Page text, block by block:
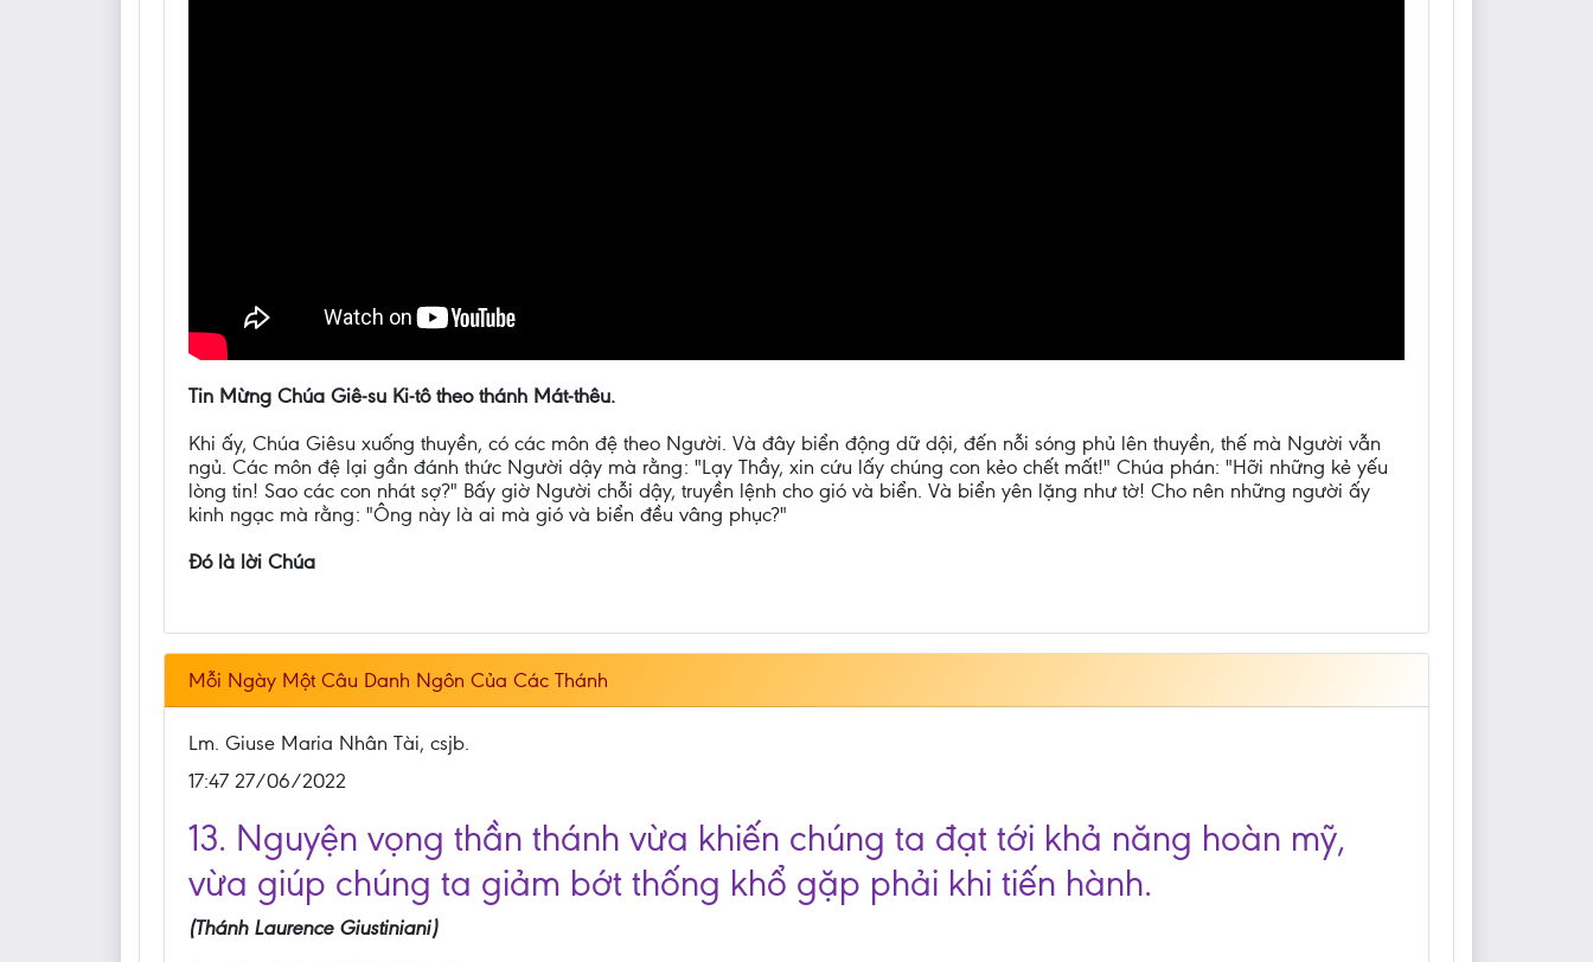
Tin Mừng Chúa Giê-su Ki-tô theo thánh Mát-thêu.
Khi ấy, Chúa Giêsu xuống thuyền, có các môn đệ theo Người. Và đây biển động dữ dội, đến nỗi sóng phủ lên thuyền, thế mà Người vẫn
ngủ. Các môn đệ lại gần đánh thức Người dậy mà rằng: "Lạy Thầy, xin cứu lấy chúng con kẻo chết mất!" Chúa phán: "Hỡi những kẻ yếu
lòng tin! Sao các con nhát sợ?" Bấy giờ Người chỗi dậy, truyền lệnh cho gió và biển. Và biển yên lặng như tờ! Cho nên những người ấy
kinh ngạc mà rằng: "Ông này là ai mà gió và biển đều vâng phục?"
Đó là lời Chúa
Mỗi Ngày Một Câu Danh Ngôn Của Các Thánh
Lm. Giuse Maria Nhân Tài, csjb.
17:47 27/06/2022
13. Nguyện vọng thần thánh vừa khiến chúng ta đạt tới khả năng hoàn mỹ,
vừa giúp chúng ta giảm bớt thống khổ gặp phải khi tiến hành.
(Thánh Laurence Giustiniani)